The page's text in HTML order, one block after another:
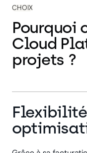
CHOIX
Pourquoi
Cloud
projets ?